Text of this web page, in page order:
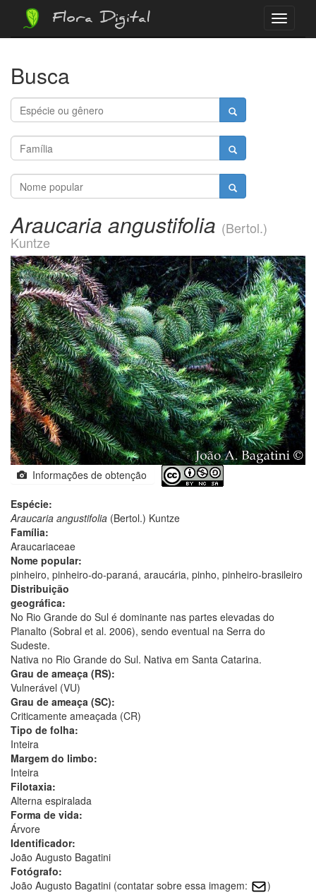
Menu
Flora Digital
Busca
Araucaria angustifolia (Bertol.)
Kuntze
Informações de obtenção
Espécie:
Araucaria angustifolia (Bertol.) Kuntze
Família:
Araucariaceae
Nome popular:
pinheiro, pinheiro-do-paraná, araucária, pinho, pinheiro-brasileiro
Distribuição
geográfica:
No Rio Grande do Sul é dominante nas partes elevadas do
Planalto (Sobral et al. 2006), sendo eventual na Serra do
Sudeste.
Nativa no Rio Grande do Sul. Nativa em Santa Catarina.
Grau de ameaça (RS):
Vulnerável (VU)
Grau de ameaça (SC):
Criticamente ameaçada (CR)
Tipo de folha:
Inteira
Margem do limbo:
Inteira
Filotaxia:
Alterna espiralada
Forma de vida:
Árvore
Identificador:
João Augusto Bagatini
Fotógrafo:
João Augusto Bagatini (contatar sobre essa imagem:
)